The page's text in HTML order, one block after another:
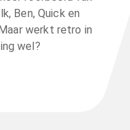
Ben, Quick en
werkt retro in
wel?